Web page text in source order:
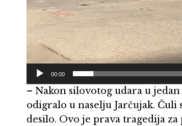
00:00
– Nakon silovotog udara u
odigralo u naselju Jarčujak. Čuli
desilo. Ovo je prava tragedija